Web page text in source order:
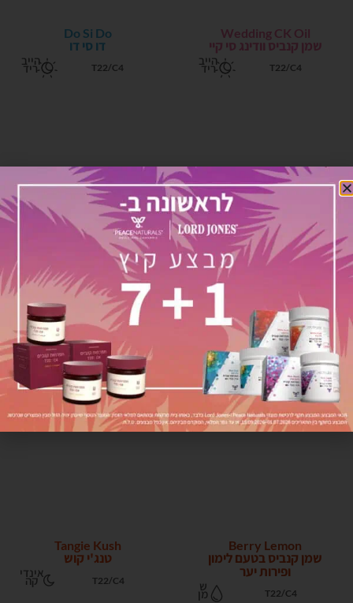
Wedding CK Oil
שמן קנביס וודינג סי קיי
T22/C4 הייב
ריד
Do Si Do
דו סי דו
T22/C4 הייב
ריד
OGC
או.ג'י.סי
T22/C4 סאטי
בה
GMO Oil
שמן קנביס גי.אם.או
T22/C4
A.N.M.L OG
א.נ.מ.ל או.ג'י
קה
Berry Lemon
שמן קנביס בטעם לימון
ופירות יער
T1/C20 ש
Berry Lemon
שמן קנביס בטעם לימון
ופירות יער
T22/C4 ש
מן
Tangie Kush
טנג'י קוש
T22/C4
אינדי
קה